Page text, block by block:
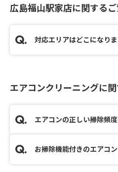
広島福山駅家店に関する
対応エリアはどこになり
エアコンクリーニングに
エアコンの正しい掃除頻
お掃除機能付きのエアコ